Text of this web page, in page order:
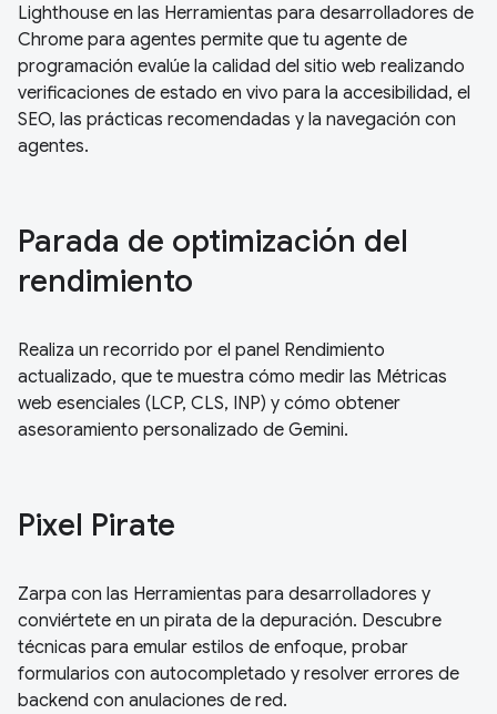
Lighthouse en las Herramientas para desarrolladores de
Chrome para agentes permite que tu agente de
programación evalúe la calidad del sitio web realizando
verificaciones de estado en vivo para la accesibilidad, el
SEO, las prácticas recomendadas y la navegación con
agentes.
Parada de optimización del
rendimiento
Realiza un recorrido por el panel Rendimiento
actualizado, que te muestra cómo medir las Métricas
web esenciales (LCP, CLS, INP) y cómo obtener
asesoramiento personalizado de Gemini.
Pixel Pirate
Zarpa con las Herramientas para desarrolladores y
conviértete en un pirata de la depuración. Descubre
técnicas para emular estilos de enfoque, probar
formularios con autocompletado y resolver errores de
backend con anulaciones de red.